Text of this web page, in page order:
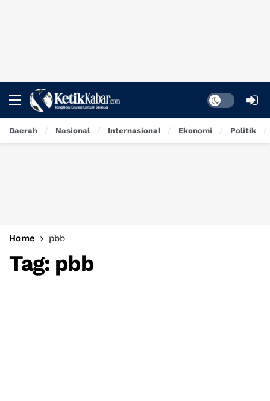
Dark mode
Daerah Nasional Internasional Ekonomi Politik
Home pbb
Tag: pbb